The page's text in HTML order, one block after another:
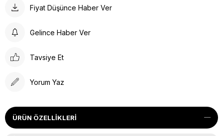
Fiyat Düşünce Haber Ver
Gelince Haber Ver
Tavsiye Et
Yorum Yaz
ÜRÜN ÖZELLIKLERI